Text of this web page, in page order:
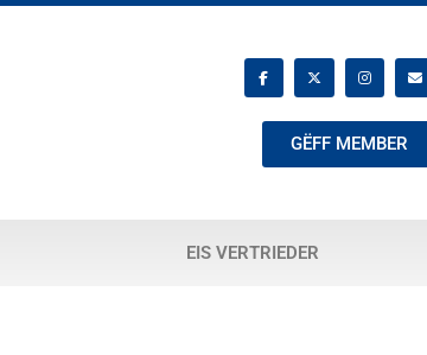
GËFF MEMBER
EIS VERTRIEDER